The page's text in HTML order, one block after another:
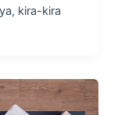
kira-kira